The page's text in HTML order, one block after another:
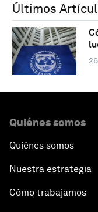
Últimos
Quiénes somos
Quiénes somos
Nuestra estrategia
Cómo trabajamos